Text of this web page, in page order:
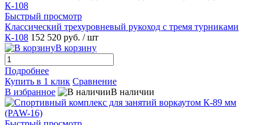
Быстрый просмотр
Классический трехуровневый рукоход с тремя турниками
К-108 152 520 руб. / шт
В корзину
Подробнее
Купить в 1 клик Сравнение
В избранное
В наличии